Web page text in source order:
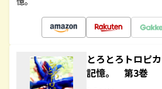
とろとろトロピ
記憶。 第3巻